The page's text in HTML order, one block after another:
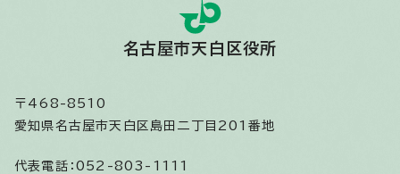
名古屋市天白区役所
〒468-8510
愛知県名古屋市天白区島田二丁目201番地
代表電話： 052-803-1111